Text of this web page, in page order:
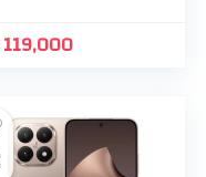
119,000